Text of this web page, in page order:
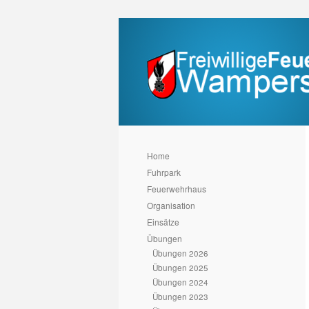
Home
Fuhrpark
Feuerwehrhaus
Organisation
Einsätze
Übungen
Übungen 2026
Übungen 2025
Übungen 2024
Übungen 2023